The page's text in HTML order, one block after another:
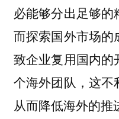
必能够分出足够的
而探索国外市场的
致企业复用国内的
个海外团队，这不
从而降低海外的推